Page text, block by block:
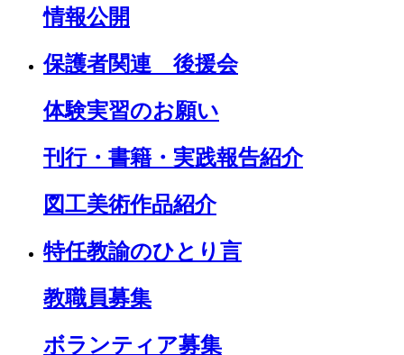
情報公開
保護者関連 後援会
体験実習のお願い
刊行・書籍・実践報告紹介
図工美術作品紹介
特任教諭のひとり言
教職員募集
ボランティア募集